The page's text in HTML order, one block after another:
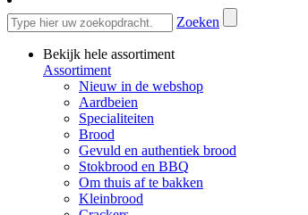
Zoeken
Bekijk hele assortiment
Assortiment
Nieuw in de webshop
Aardbeien
Specialiteiten
Brood
Gevuld en authentiek brood
Stokbrood en BBQ
Om thuis af te bakken
Kleinbrood